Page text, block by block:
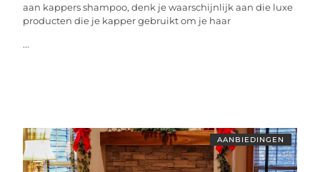
aan kappers shampoo, denk je waarschijnlijk aan die luxe
producten die je kapper gebruikt om je haar
...
AANBIEDINGEN